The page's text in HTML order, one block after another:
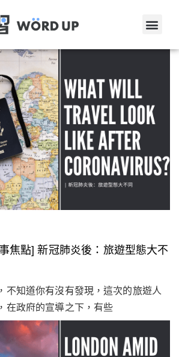
焦點] 新冠肺炎後：旅遊型態大不
不知道你有沒有發現，這次的旅遊人
在政府的宣導之下，有些